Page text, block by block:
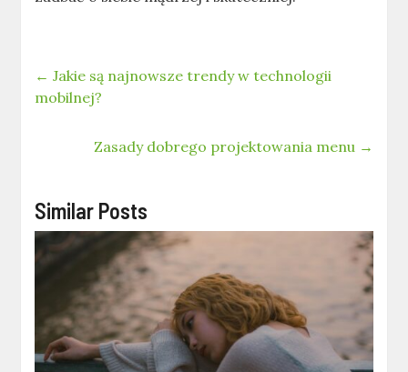
← Jakie są najnowsze trendy w technologii
mobilnej?
Zasady dobrego projektowania menu →
Similar Posts